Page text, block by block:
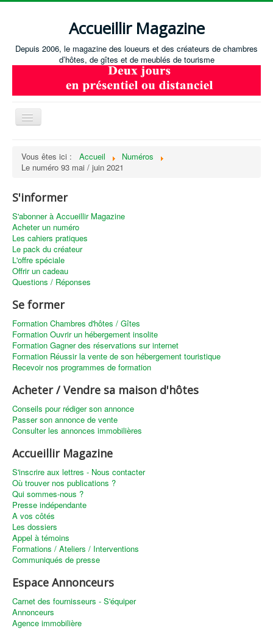
Accueillir Magazine
Depuis 2006, le magazine des loueurs et des créateurs de chambres
d’hôtes, de gîtes et de meublés de tourisme
Basculer
Créer / Ouvrir
Annonces immobilières
Recevoir les annonces immobilières / Nous contacter
Vous êtes ici : Accueil
Numéros
Le numéro 93 mai / juin 2021
S'informer
S'abonner à Accueillir Magazine
Acheter un numéro
Les cahiers pratiques
Le pack du créateur
L'offre spéciale
Offrir un cadeau
Questions / Réponses
Se former
Formation Chambres d'hôtes / Gîtes
Formation Ouvrir un hébergement insolite
Formation Gagner des réservations sur internet
Formation Réussir la vente de son hébergement touristique
Recevoir nos programmes de formation
Acheter / Vendre sa maison d'hôtes
Conseils pour rédiger son annonce
Passer son annonce de vente
Consulter les annonces immobilières
Accueillir Magazine
S'inscrire aux lettres - Nous contacter
Où trouver nos publications ?
Qui sommes-nous ?
Presse indépendante
A vos côtés
Les dossiers
Appel à témoins
Formations / Ateliers / Interventions
Communiqués de presse
Espace Annonceurs
Carnet des fournisseurs - S'équiper
Annonceurs
Agence immobilière